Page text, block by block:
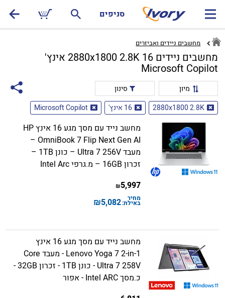
סניפים
מחשבים ניידים ואביזרים
מחשבים ניידים 2880x1800 2.8K 16 אינץ'
Microsoft Copilot
מיון
סינון
2880x1800 2.8K
16 אינץ' Microsoft Copilot
מחשב נייד עם מסך מגע 16 אינץ HP
OmniBook 7 Flip Next Gen AI –
מעבד Ultra 7 256V – כונן 1TB –
זכרון 16GB – מ.גרפי Intel Arc
5,997
₪
מחיר
באילת:5,082
₪
מחשב נייד עם מסך מגע 16 אינץ
Lenovo Yoga 7 2-in-1 - מעבד Core
Ultra 7 258V - כונן 1TB - זכרון 32GB -
כ.מסך Intel ARC - אפור